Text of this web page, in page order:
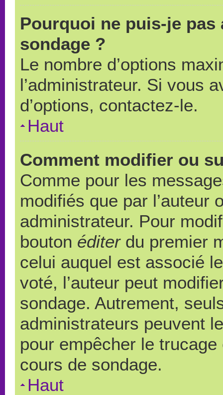
Pourquoi ne puis-je
sondage ?
Le nombre d’options
l’administrateur. Si vous
d’options, contactez-le.
Haut
Comment modifier ou
Comme pour les
modifiés que par l’auteur
administrateur. Pour
bouton éditerdu premier
celui auquel est associé
voté, l’auteur peut
sondage. Autrement,
administrateurs peuvent
pour empêcher le
cours de sondage.
Haut